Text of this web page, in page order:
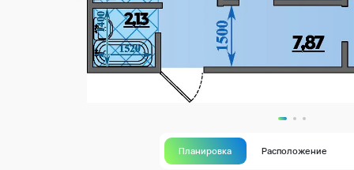
Планировка Расположение